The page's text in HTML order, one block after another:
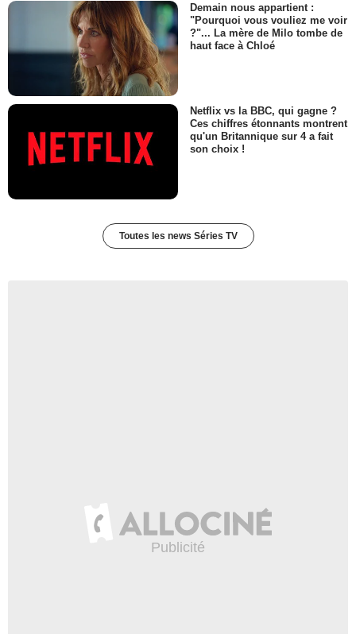
Demain nous appartient :
"Pourquoi vous vouliez me voir
?"... La mère de Milo tombe de
haut face à Chloé
Netflix vs la BBC, qui gagne ?
Ces chiffres étonnants montrent
qu'un Britannique sur 4 a fait
son choix !
Toutes les news Séries TV